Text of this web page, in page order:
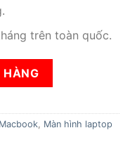
trên toàn quốc.
G1 số lượng
HÀNG
Màn hình laptop